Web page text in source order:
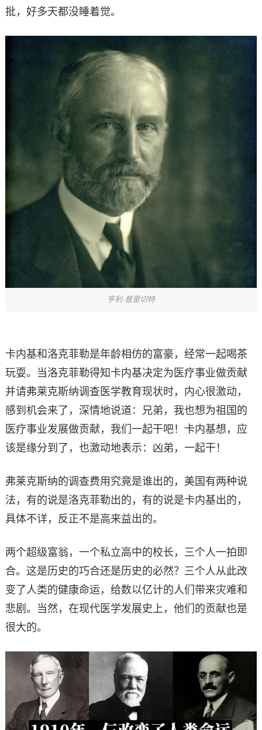
批，好多天都没睡着觉。
亨利·普里切特
卡内基和洛克菲勒是年龄相仿的富豪，经常一起喝茶
玩耍。当洛克菲勒得知卡内基决定为医疗事业做贡献
并请弗莱克斯纳调查医学教育现状时，内心很激动，
感到机会来了，深情地说道：兄弟，我也想为祖国的
医疗事业发展做贡献，我们一起干吧！卡内基想，应
该是缘分到了，也激动地表示：凶弟，一起干！
弗莱克斯纳的调查费用究竟是谁出的，美国有两种说
法，有的说是洛克菲勒出的，有的说是卡内基出的，
具体不详，反正不是高来益出的。
两个超级富翁，一个私立高中的校长，三个人一拍即
合。这是历史的巧合还是历史的必然？三个人从此改
变了人类的健康命运，给数以亿计的人们带来灾难和
悲剧。当然，在现代医学发展史上，他们的贡献也是
很大的。